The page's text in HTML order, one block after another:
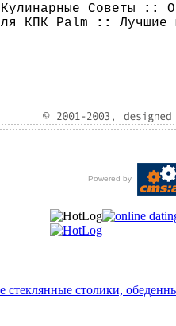
Кулинарные Советы ::
КПК Palm :: Лучшие
Powered by
стеклянные столики,